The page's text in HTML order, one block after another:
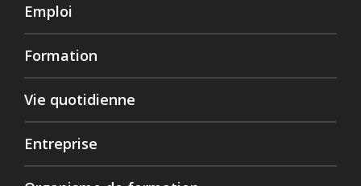
Emploi
Formation
Vie quotidienne
Entreprise